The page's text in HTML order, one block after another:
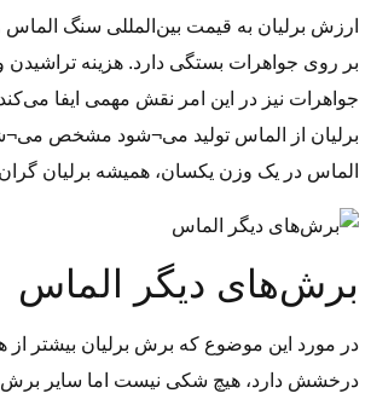
ارزش برلیان به قیمت بین‌المللی سنگ
بر روی جواهرات بستگی دارد. هزینه
جواهرات نیز در این امر نقش مهمی ایفا می‌کند.
برلیان از الماس تولید می¬شود مشخص
الماس در یک وزن یکسان، همیشه برلیان
برش‌های دیگر الماس
در مورد این موضوع که برش برلیان بیشتر
درخشش دارد، هیچ شکی نیست اما سایر